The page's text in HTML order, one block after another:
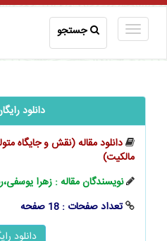
جستجو
دانلود
دانلود مقاله (نقش و جایگاه
مالکیت)
نویسندگان مقاله : زهرا
تعداد صفحات : 18 صفحه